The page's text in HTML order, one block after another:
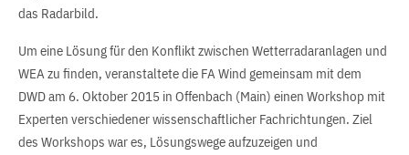
das Radarbild.
Um eine Lösung für den Konflikt zwischen Wetterradaranlagen und
WEA zu finden, veranstaltete die FA Wind gemeinsam mit dem
DWD am 6. Oktober 2015 in Offenbach (Main) einen Workshop mit
Experten verschiedener wissenschaftlicher Fachrichtungen. Ziel
des Workshops war es, Lösungswege aufzuzeigen und